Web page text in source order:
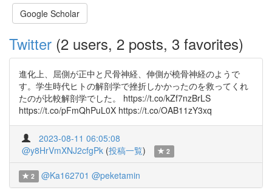
Google Scholar
Twitter (2 users, 2 posts, 3 favorites)
進化上、屈側が正中と尺骨神経、伸側が橈骨神経のようで
す。学生時代ヒトの解剖学で挫折しかかったのを救ってくれ
たのが比較解剖学でした。 https://t.co/kZf7nzBrLS
https://t.co/pFmQhPuL0X https://t.co/OAB11zY3xq
2023-08-11 06:05:08
@y8HrVmXNJ2cfgPk (投稿一覧) 2
2 @Ka162701 @peketamin